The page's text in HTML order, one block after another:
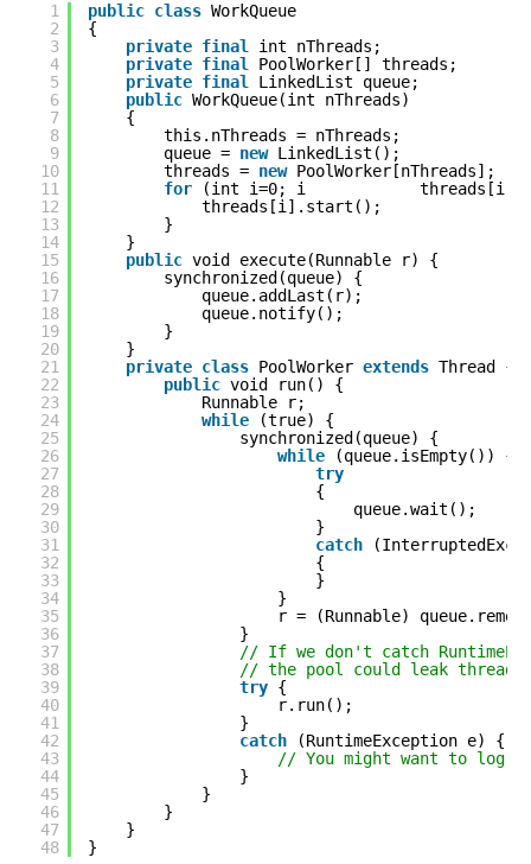
1
2
3
4
5
6
7
8
9
10
11
12
13
14
15
16
17
18
19
20
21
22
23
24
25
26
27
28
29
30
31
32
33
34
35
36
37
38
39
40
41
42
43
44
45
46
47
48
public class WorkQueue
{
private final int nThreads;
private final PoolWorker[] threads;
private final LinkedList queue;
public WorkQueue(int nThreads)
{
this.nThreads = nThreads;
queue = new LinkedList();
threads = new PoolWorker[nThreads];
for
(int i=0; i            threads[i]
threads[i].start();
}
}
public void execute(Runnable r) {
synchronized(queue) {
queue.addLast(r);
queue.notify();
}
}
private class PoolWorker extends Thread {
public void run() {
Runnable r;
while
(true) {
synchronized(queue) {
while
(queue.isEmpty()) {
try
{
queue.wait();
}
catch
{
}
}
r = (Runnable)
}
// If we don't catch
// the pool could leak threads
try {
r.run();
}
catch
(RuntimeException e) {
// You might want to log
}
}
}
}
}